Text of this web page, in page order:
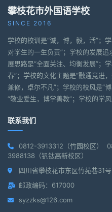
攀枝花市外国语学校
SINCE 2016
学校的校训是“诚，博，毅，活”；
对学生的一生负责”；学校的发展
展思路是“全面关注、均衡发展”；
春”；学校的文化主题是“融通竞进
兼修，卓尔不凡”；学校的校风是“
“敬业爱生，博学善教”；学校的学
联系我们
0812-3913312（竹园校区）
3988138（钒钛高新校区）
四川省攀枝花市东区竹苑巷31号
邮政编码：617000
syzzks@126.com